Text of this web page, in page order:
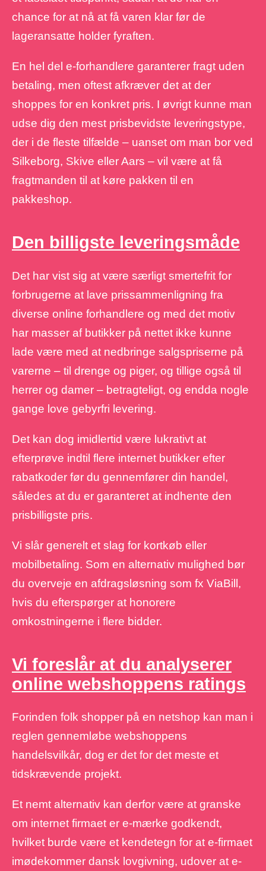
chance for at nå at få varen klar før de
lageransatte holder fyraften.
En hel del e-forhandlere garanterer fragt uden
betaling, men oftest afkræver det at der
shoppes for en konkret pris. I øvrigt kunne man
udse dig den mest prisbevidste leveringstype,
der i de fleste tilfælde – uanset om man bor ved
Silkeborg, Skive eller Aars – vil være at få
fragtmanden til at køre pakken til en
pakkeshop.
Den billigste leveringsmåde
Det har vist sig at være særligt smertefrit for
forbrugerne at lave prissammenligning fra
diverse online forhandlere og med det motiv
har masser af butikker på nettet ikke kunne
lade være med at nedbringe salgspriserne på
varerne – til drenge og piger, og tillige også til
herrer og damer – betragteligt, og endda nogle
gange love gebyrfri levering.
Det kan dog imidlertid være lukrativt at
efterprøve indtil flere internet butikker efter
rabatkoder før du gennemfører din handel,
således at du er garanteret at indhente den
prisbilligste pris.
Vi slår generelt et slag for kortkøb eller
mobilbetaling. Som en alternativ mulighed bør
du overveje en afdragsløsning som fx ViaBill,
hvis du efterspørger at honorere
omkostningerne i flere bidder.
Vi foreslår at du analyserer
online webshoppens ratings
Forinden folk shopper på en netshop kan man i
reglen gennemløbe webshoppens
handelsvilkår, dog er det for det meste et
tidskrævende projekt.
Et nemt alternativ kan derfor være at granske
om internet firmaet er e-mærke godkendt,
hvilket burde være et kendetegn for at e-firmaet
imødekommer dansk lovgivning, udover at e-